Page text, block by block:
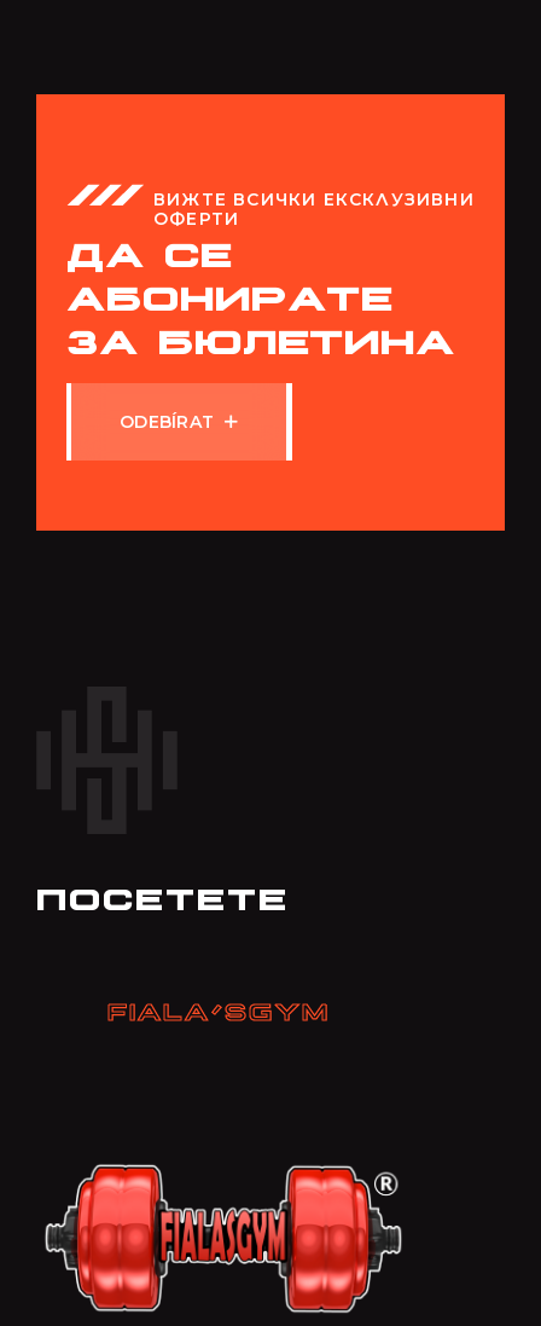
ВИЖТЕ ВСИЧКИ ЕКСКЛУЗИВНИ
ОФЕРТИ
ДА СЕ
АБОНИРАТЕ
ЗА БЮЛЕТИНА
ODEBÍRAT
ПОСЕТЕТЕ
FIALA´SGYM